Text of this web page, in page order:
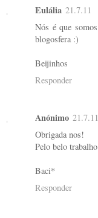
Eulália 21.7.11
Nós é que
blogosfera :)
Beijinhos
Responder
Anónimo 21.7.11
Obrigada nos!
Pelo belo
Baci*
Responder